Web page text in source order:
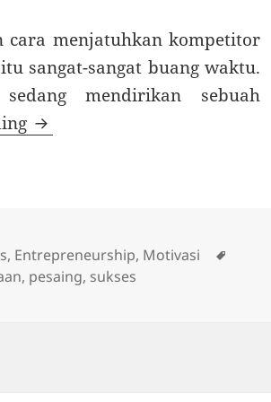
cara menjatuhkan kompetitor
sangat-sangat buang waktu.
mendirikan sebuah
Pesaing Adalah Mitra
, Entrepreneurship, Motivasi
, pesaing, sukses